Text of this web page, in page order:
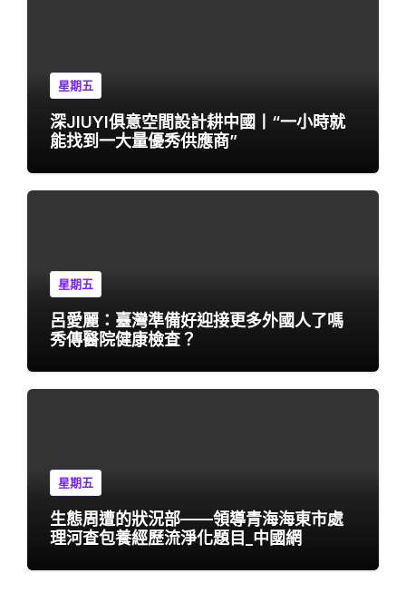
星期五
深JIUYI俱意空間設計耕中國丨“一小時就
能找到一大量優秀供應商”
星期五
呂愛麗：臺灣準備好迎接更多外國人了嗎
秀傳醫院健康檢查？
星期五
生態周遭的狀況部——領導青海海東市處
理河查包養經歷流淨化題目_中國網